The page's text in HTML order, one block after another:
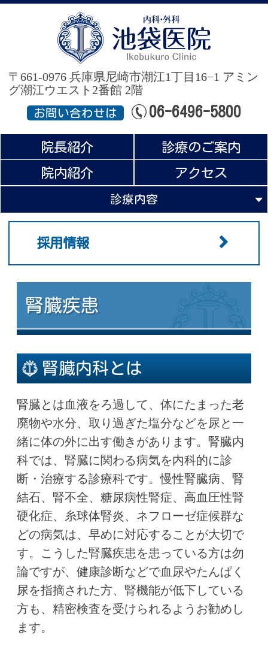
〒661-0976 兵庫県尼崎市潮江1丁目16−1 アミン
グ潮江ウエスト2番館 2階
お問い合わせは 06-6496-5800
院長紹介
診療のご案内
院内紹介
アクセス
診療内容
採用情報
腎臓疾患
腎臓内科とは
腎臓とは血液をろ過して、体にたまった老
廃物や水分、取り過ぎた塩分などを尿と一
緒に体の外に出す働きがあります。腎臓内
科では、腎臓に関わる病気を内科的に診
断・治療する診療科です。慢性腎臓病、腎
結石、腎不全、糖尿病性腎症、高血圧性腎
硬化症、糸球体腎炎、ネフローゼ症候群な
どの病気は、早めに対応することが大切で
す。こうした腎臓疾患を患っている方は勿
論ですが、健康診断などで血尿やたんぱく
尿を指摘された方、腎機能が低下している
方も、精密検査を受けられるようお勧めし
ます。